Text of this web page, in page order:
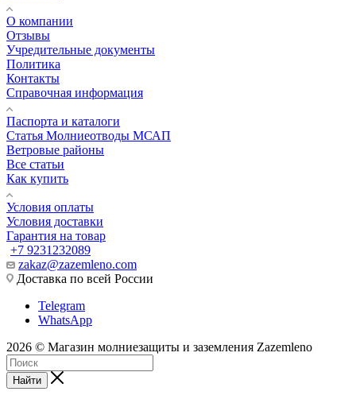
О компании
Отзывы
Учредительные документы
Политика
Контакты
Справочная информация
Паспорта и каталоги
Статья Молниеотводы МСАП
Ветровые районы
Все статьи
Как купить
Условия оплаты
Условия доставки
Гарантия на товар
+7 9231232089
zakaz@zazemleno.com
Доставка по всей России
Telegram
WhatsApp
2026 © Магазин молниезащиты и заземления Zazemleno
Найти